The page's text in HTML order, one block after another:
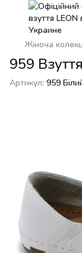
Жіноча
959
Артикул: 959